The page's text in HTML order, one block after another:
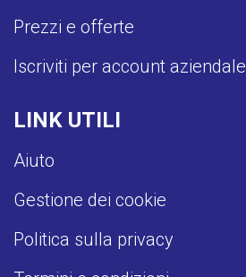
Prezzi e offerte
Iscriviti per account aziendale
LINK UTILI
Aiuto
Gestione dei cookie
Politica sulla privacy